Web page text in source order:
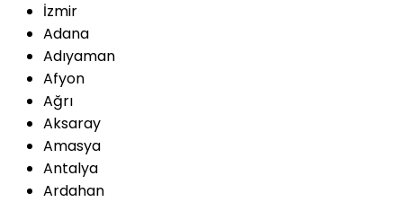
İzmir
Adana
Adıyaman
Afyon
Ağrı
Aksaray
Amasya
Antalya
Ardahan